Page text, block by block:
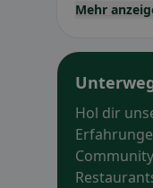
Mehr
Hol dir